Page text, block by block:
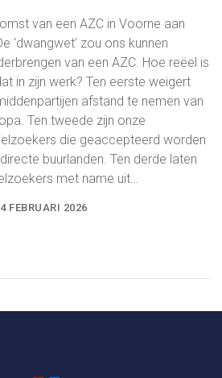
van een AZC in Voorne aan
‘dwangwet’ zou ons kunnen
van een AZC. Hoe reëel is
in zijn werk? Ten eerste weigert
afstand te nemen van
Ten tweede zijn onze
die geaccepteerd worden
buurlanden. Ten derde laten
met name uit…
4 FEBRUARI 2026